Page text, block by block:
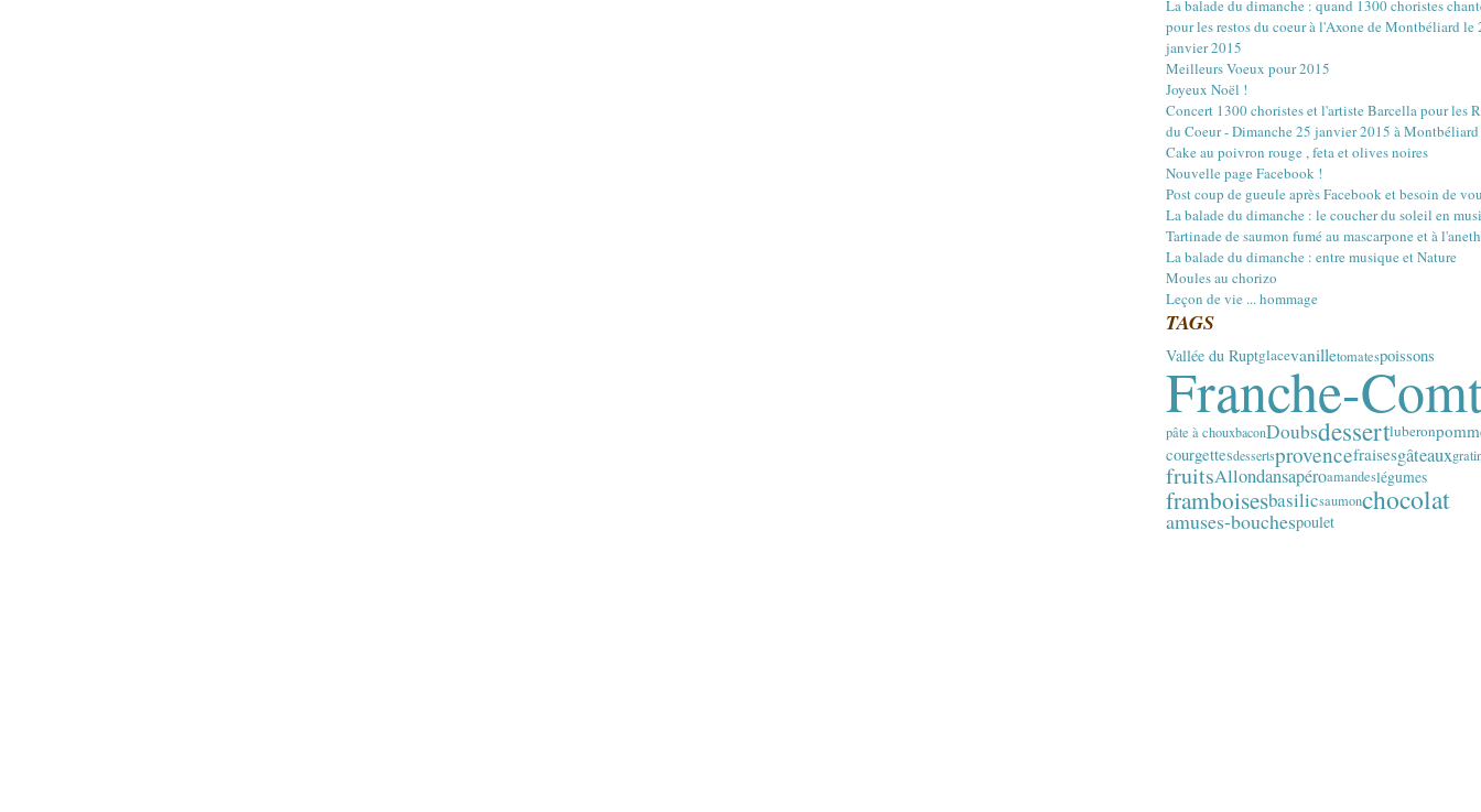
La balade du dimanche : quand 1300 choristes
pour les restos du coeur à l'Axone de Montbéliard le
janvier 2015
Meilleurs Voeux pour 2015
Joyeux Noël !
Concert 1300 choristes et l'artiste Barcella pour les
du Coeur - Dimanche 25 janvier 2015 à
Cake au poivron rouge , feta et olives noires
Nouvelle page Facebook !
Post coup de gueule après Facebook et besoin de
La balade du dimanche : le coucher du soleil en
Tartinade de saumon fumé au mascarpone et à l'aneth
La balade du dimanche : entre musique et Nature
Moules au chorizo
Leçon de vie ... hommage
TAGS
Vallée du Ruptglacevanilletomatespoissons
Franche-
pâte à chouxbaconDoubsdessertluberon
courgettesdessertsprovencefraisesgâteaux
fruitsAllondansapéroamandeslégumes
framboisesbasilicsaumonchocolat
amuses-bouchespoulet